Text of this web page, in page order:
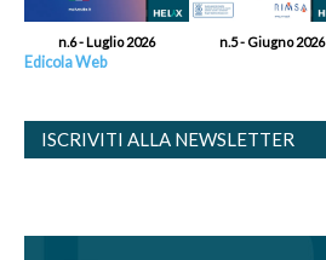
n.6 - Luglio 2026 n.5 - Giugno 2026
Edicola Web
ISCRIVITI ALLA NEWSLETTER